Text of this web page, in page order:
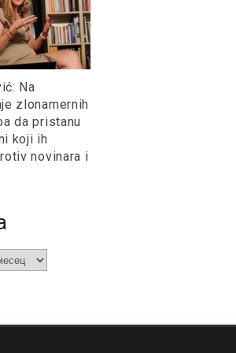
Na
zlonamernih
da pristanu
koji ih
novinara i